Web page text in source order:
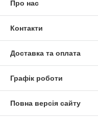
Про нас
Контакти
Доставка та оплата
Графік роботи
Повна версія сайту